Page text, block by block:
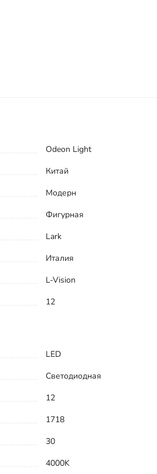
Odeon Light
Китай
Модерн
Фигурная
Lark
Италия
L-Vision
12
LED
Светодиодная
12
1718
30
4000K